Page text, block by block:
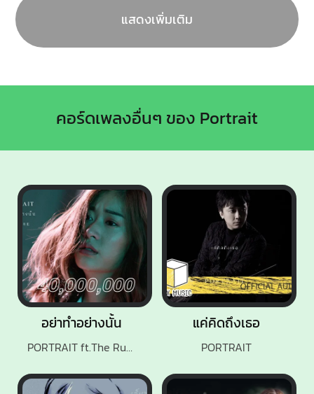
แสดงเพิ่มเติม
คอร์ดเพลงอื่นๆ ของ Portrait
อย่าทำอย่างนั้น
PORTRAIT ft.The Rube
แค่คิดถึงเธอ
PORTRAIT